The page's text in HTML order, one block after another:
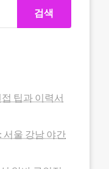
검색
팁과 이력서
서울 강남 야간